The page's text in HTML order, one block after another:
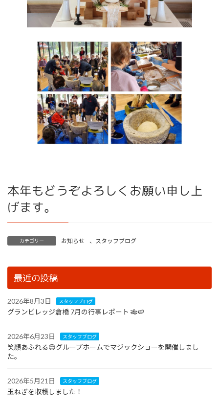
本年もどうぞよろしくお願い申し上
げます。
カテゴリー お知らせ 、 スタッフブログ
最近の投稿
2026年8月3日 スタッフブログ
グランビレッジ倉橋 7月の行事レポート 🎋🍉
2026年6月23日 スタッフブログ
笑顔あふれる😊グループホームでマジックショーを開催しまし
た。
2026年5月21日 スタッフブログ
玉ねぎを収穫しました！